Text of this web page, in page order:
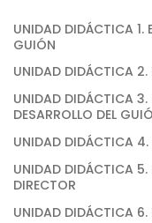
UNIDAD DIDÁCTICA 1.
GUIÓN
UNIDAD DIDÁCTICA 2.
UNIDAD DIDÁCTICA 3.
DESARROLLO DEL
UNIDAD DIDÁCTICA 4.
UNIDAD DIDÁCTICA 5.
DIRECTOR
UNIDAD DIDÁCTICA 6.